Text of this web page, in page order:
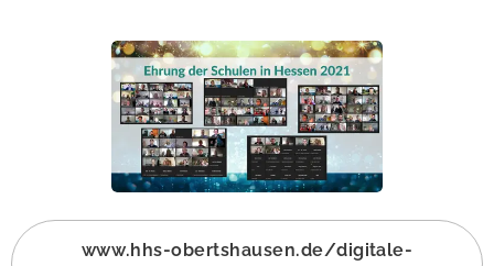
www.hhs-obertshausen.de/digitale-